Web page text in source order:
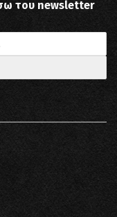
του newsletter